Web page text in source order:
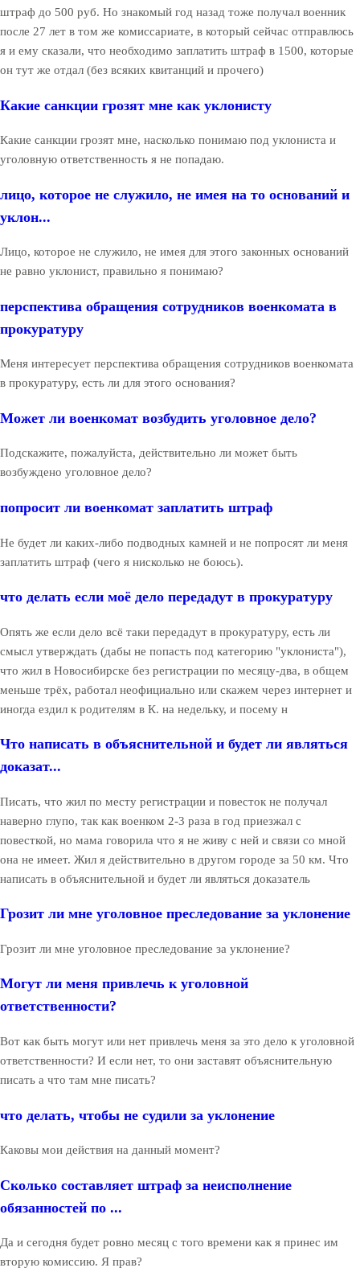
штраф до 500 руб. Но знакомый год назад тоже получал военник
после 27 лет в том же комиссариате, в который сейчас отправлюсь
я и ему сказали, что необходимо заплатить штраф в 1500, которые
он тут же отдал (без всяких квитанций и прочего)
Какие санкции грозят мне как уклонисту
Какие санкции грозят мне, насколько понимаю под уклониста и
уголовную ответственность я не попадаю.
лицо, которое не служило, не имея на то оснований и
уклон...
Лицо, которое не служило, не имея для этого законных оснований
не равно уклонист, правильно я понимаю?
перспектива обращения сотрудников военкомата в
прокуратуру
Меня интересует перспектива обращения сотрудников военкомата
в прокуратуру, есть ли для этого основания?
Может ли военкомат возбудить уголовное дело?
Подскажите, пожалуйста, действительно ли может быть
возбуждено уголовное дело?
попросит ли военкомат заплатить штраф
Не будет ли каких-либо подводных камней и не попросят ли меня
заплатить штраф (чего я нисколько не боюсь).
что делать если моё дело передадут в прокуратуру
Опять же если дело всё таки передадут в прокуратуру, есть ли
смысл утверждать (дабы не попасть под категорию "уклониста"),
что жил в Новосибирске без регистрации по месяцу-два, в общем
меньше трёх, работал неофициально или скажем через интернет и
иногда ездил к родителям в К. на недельку, и посему н
Что написать в объяснительной и будет ли являться
доказат...
Писать, что жил по месту регистрации и повесток не получал
наверно глупо, так как военком 2-3 раза в год приезжал с
повесткой, но мама говорила что я не живу с ней и связи со мной
она не имеет. Жил я действительно в другом городе за 50 км. Что
написать в объяснительной и будет ли являться доказатель
Грозит ли мне уголовное преследование за уклонение
Грозит ли мне уголовное преследование за уклонение?
Могут ли меня привлечь к уголовной
ответственности?
Вот как быть могут или нет привлечь меня за это дело к уголовной
ответственности? И если нет, то они заставят объяснительную
писать а что там мне писать?
что делать, чтобы не судили за уклонение
Каковы мои действия на данный момент?
Сколько составляет штраф за неисполнение
обязанностей по ...
Да и сегодня будет ровно месяц с того времени как я принес им
вторую комиссию. Я прав?